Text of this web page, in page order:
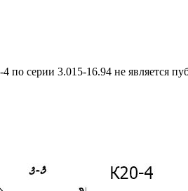
серии 3.015-16.94 не является